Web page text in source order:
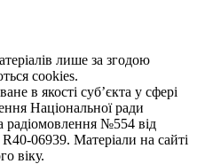
лише за згодою
cookies.
в якості суб’єкта у сфері
Національної ради
радіомовлення №554 від
06939. Матеріали на сайті
віку.